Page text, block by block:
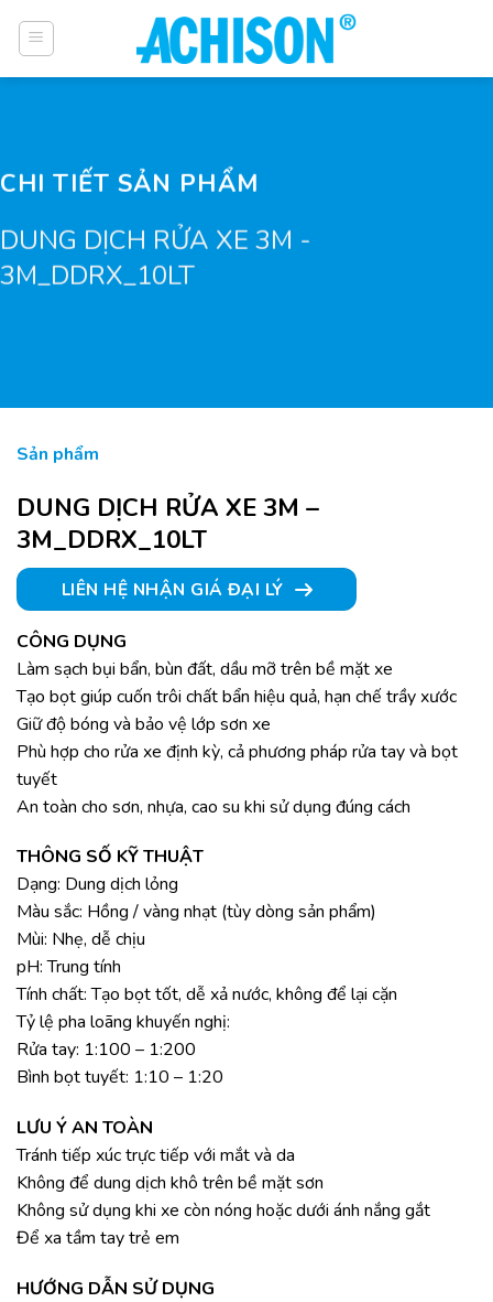
CHI TIẾT SẢN PHẨM
DUNG DỊCH RỬA XE 3M -
3M_DDRX_10LT
Sản phẩm
DUNG DỊCH RỬA XE 3M –
3M_DDRX_10LT
LIÊN HỆ NHẬN GIÁ ĐẠI LÝ
CÔNG DỤNG
Làm sạch bụi bẩn, bùn đất, dầu mỡ trên bề mặt xe
Tạo bọt giúp cuốn trôi chất bẩn hiệu quả, hạn chế trầy xước
Giữ độ bóng và bảo vệ lớp sơn xe
Phù hợp cho rửa xe định kỳ, cả phương pháp rửa tay và bọt
tuyết
An toàn cho sơn, nhựa, cao su khi sử dụng đúng cách
THÔNG SỐ KỸ THUẬT
Dạng: Dung dịch lỏng
Màu sắc: Hồng / vàng nhạt (tùy dòng sản phẩm)
Mùi: Nhẹ, dễ chịu
pH: Trung tính
Tính chất: Tạo bọt tốt, dễ xả nước, không để lại cặn
Tỷ lệ pha loãng khuyến nghị:
Rửa tay: 1:100 – 1:200
Bình bọt tuyết: 1:10 – 1:20
LƯU Ý AN TOÀN
Tránh tiếp xúc trực tiếp với mắt và da
Không để dung dịch khô trên bề mặt sơn
Không sử dụng khi xe còn nóng hoặc dưới ánh nắng gắt
Để xa tầm tay trẻ em
HƯỚNG DẪN SỬ DỤNG